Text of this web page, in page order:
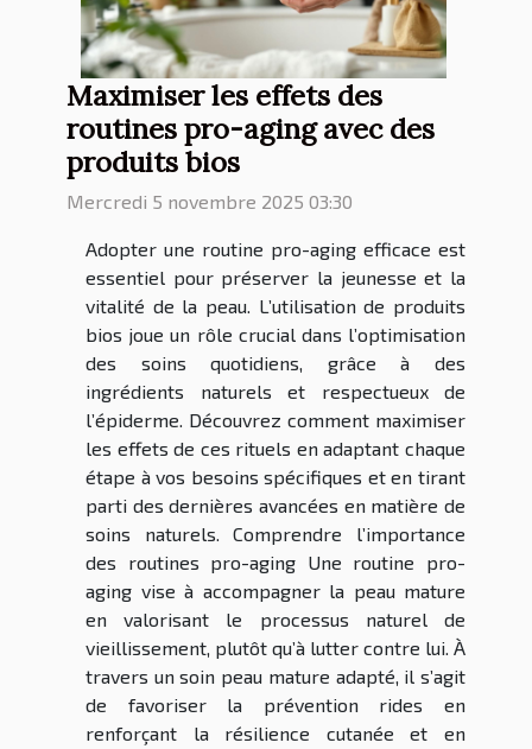
Maximiser les effets des
routines pro-aging avec des
produits bios
Mercredi 5 novembre 2025 03:30
Adopter une routine pro-aging efficace est
essentiel pour préserver la jeunesse et la
vitalité de la peau. L’utilisation de produits
bios joue un rôle crucial dans l’optimisation
des soins quotidiens, grâce à des
ingrédients naturels et respectueux de
l’épiderme. Découvrez comment maximiser
les effets de ces rituels en adaptant chaque
étape à vos besoins spécifiques et en tirant
parti des dernières avancées en matière de
soins naturels. Comprendre l’importance
des routines pro-aging Une routine pro-
aging vise à accompagner la peau mature
en valorisant le processus naturel de
vieillissement, plutôt qu’à lutter contre lui. À
travers un soin peau mature adapté, il s’agit
de favoriser la prévention rides en
renforçant la résilience cutanée et en